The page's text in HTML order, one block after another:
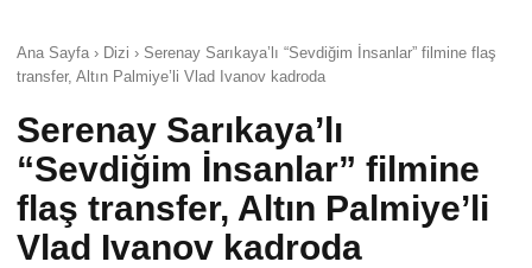
Ana Sayfa › Dizi › Serenay Sarıkaya’lı “Sevdiğim İnsanlar” filmine flaş
transfer, Altın Palmiye’li Vlad Ivanov kadroda
Serenay Sarıkaya’lı
“Sevdiğim İnsanlar” filmine
flaş transfer, Altın Palmiye’li
Vlad Ivanov kadroda